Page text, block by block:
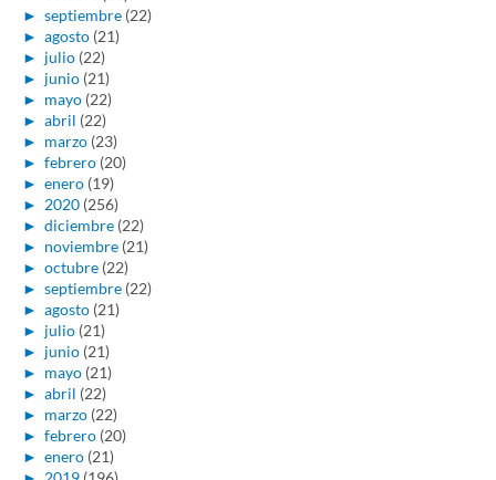
► septiembre (22)
► agosto (21)
► julio (22)
► junio (21)
► mayo (22)
► abril (22)
► marzo (23)
► febrero (20)
► enero (19)
► 2020 (256)
► diciembre (22)
► noviembre (21)
► octubre (22)
► septiembre (22)
► agosto (21)
► julio (21)
► junio (21)
► mayo (21)
► abril (22)
► marzo (22)
► febrero (20)
► enero (21)